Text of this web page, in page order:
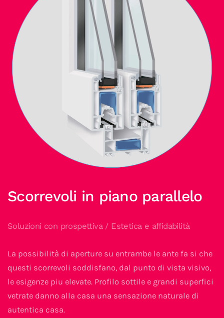
Scorrevoli in piano parallelo
Soluzioni con prospettiva / Estetica e affidabilità
La possibilità di aperture su entrambe le ante fa si che
questi scorrevoli soddisfano, dal punto di vista visivo,
le esigenze piu elevate. Profilo sottile e grandi superfici
vetrate danno alla casa una sensazione naturale di
autentica casa.